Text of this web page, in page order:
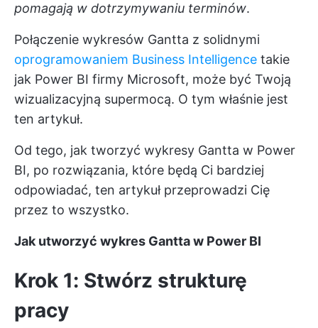
pomagają w dotrzymywaniu terminów.
Połączenie wykresów Gantta z solidnymi
oprogramowaniem Business Intelligence takie
jak Power BI firmy Microsoft, może być Twoją
wizualizacyjną supermocą. O tym właśnie jest
ten artykuł.
Od tego, jak tworzyć wykresy Gantta w Power
BI, po rozwiązania, które będą Ci bardziej
odpowiadać, ten artykuł przeprowadzi Cię
przez to wszystko.
Jak utworzyć wykres Gantta w Power BI
Krok 1: Stwórz strukturę
pracy